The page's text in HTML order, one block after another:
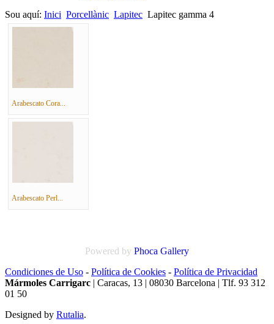
Sou aquí: Inici Porcellànic Lapitec Lapitec gamma 4
Arabescato Cora...
Arabescato Perl...
Powered by Phoca Gallery
Condiciones de Uso - Política de Cookies - Política de Privacidad
Mármoles Carrigarc | Caracas, 13 | 08030 Barcelona | Tlf. 93 312
01 50
Designed by Rutalia.